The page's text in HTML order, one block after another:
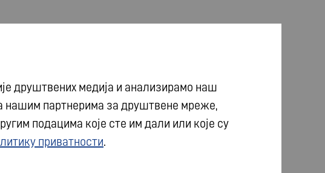
друштвених медија и анализирамо наш
нашим партнерима за друштвене мреже,
подацима које сте им дали или које су
приватности.